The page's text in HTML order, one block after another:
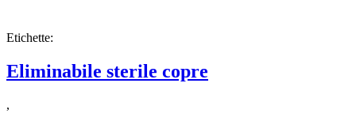
Etichette:
Eliminabile sterile copre
,